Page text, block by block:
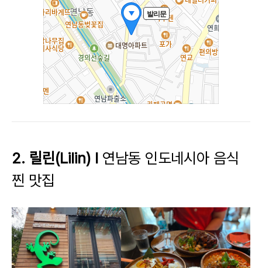
2. 릴린(Lilin) l 연남동 인도네시아 음식
찐 맛집